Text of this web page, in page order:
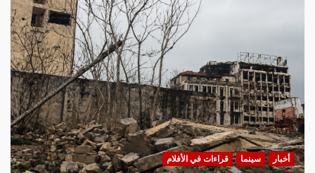
أخبار سينما قراءات في الأفلام